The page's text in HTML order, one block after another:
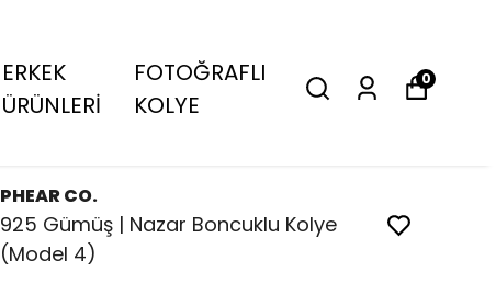
ERKEK
ÜRÜNLERİ
FOTOĞRAFLI
KOLYE
0
PHEAR CO.
925 Gümüş | Nazar Boncuklu Kolye
(Model 4)